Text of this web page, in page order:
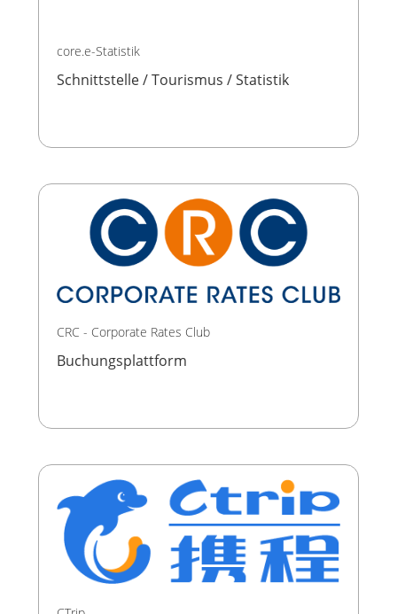
core.e-Statistik
Schnittstelle / Tourismus / Statistik
CRC - Corporate Rates Club
Buchungsplattform